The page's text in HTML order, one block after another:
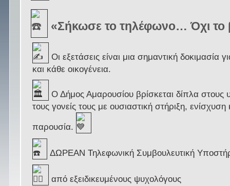
«Σήκωσε το τηλέφωνο… Όχι το
Οι εξετάσεις είναι μια σημαντική δοκιμασία
και κάθε οικογένεια.
Ο Δήμος Αμαρουσίου βρίσκεται δίπλα στους
τους γονείς τους με ουσιαστική στήριξη,
παρουσία.
ΔΩΡΕΑΝ Τηλεφωνική Συμβουλευτική
από εξειδικευμένους ψυχολόγους